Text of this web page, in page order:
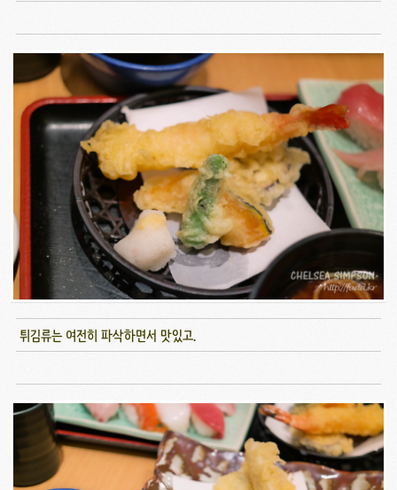
튀김류는 여전히 파삭하면서 맛있고.